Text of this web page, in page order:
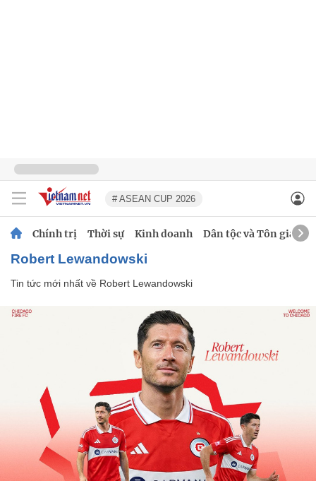
# ASEAN CUP 2026
Chính trị Thời sự Kinh doanh Dân tộc và Tôn giáo
Robert Lewandowski
Tin tức mới nhất về Robert Lewandowski